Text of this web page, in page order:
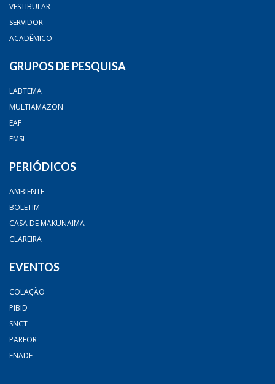
VESTIBULAR
SERVIDOR
ACADÊMICO
GRUPOS DE PESQUISA
LABTEMA
MULTIAMAZON
EAF
FMSI
PERIÓDICOS
AMBIENTE
BOLETIM
CASA DE MAKUNAIMA
CLAREIRA
EVENTOS
COLAÇÃO
PIBID
SNCT
PARFOR
ENADE